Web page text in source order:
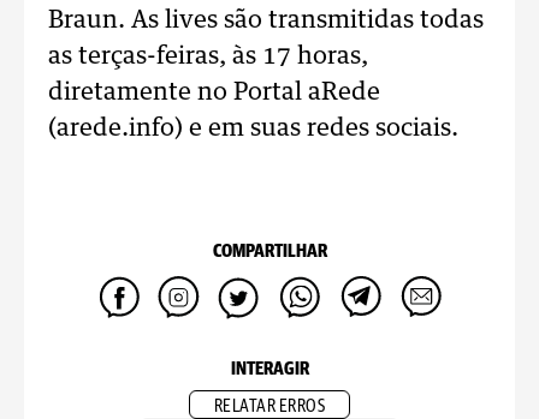
Braun. As lives são transmitidas todas
as terças-feiras, às 17 horas,
diretamente no Portal aRede
(arede.info) e em suas redes sociais.
COMPARTILHAR
INTERAGIR
RELATAR ERROS